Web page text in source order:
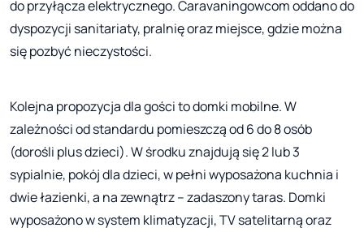
do przyłącza elektrycznego. Caravaningowcom oddano do
dyspozycji sanitariaty, pralnię oraz miejsce, gdzie można
się pozbyć nieczystości.
Kolejna propozycja dla gości to domki mobilne. W
zależności od standardu pomieszczą od 6 do 8 osób
(dorośli plus dzieci). W środku znajdują się 2 lub 3
sypialnie, pokój dla dzieci, w pełni wyposażona kuchnia i
dwie łazienki, a na zewnątrz – zadaszony taras. Domki
wyposażono w system klimatyzacji, TV satelitarną oraz